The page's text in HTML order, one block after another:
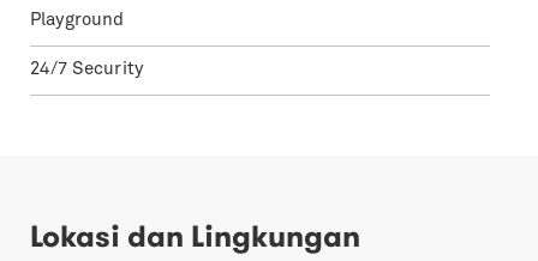
Playground
24/7 Security
Lokasi dan Lingkungan